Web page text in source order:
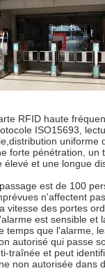
RFID haute
ISO15693,
uniforme
forte pénétration, un
élevé et une longue
est de 100
n'affectent
vitesse des portes
est sensible et
temps que l'alarme,
autorisé qui passe
traînée et peut
non autorisée dans